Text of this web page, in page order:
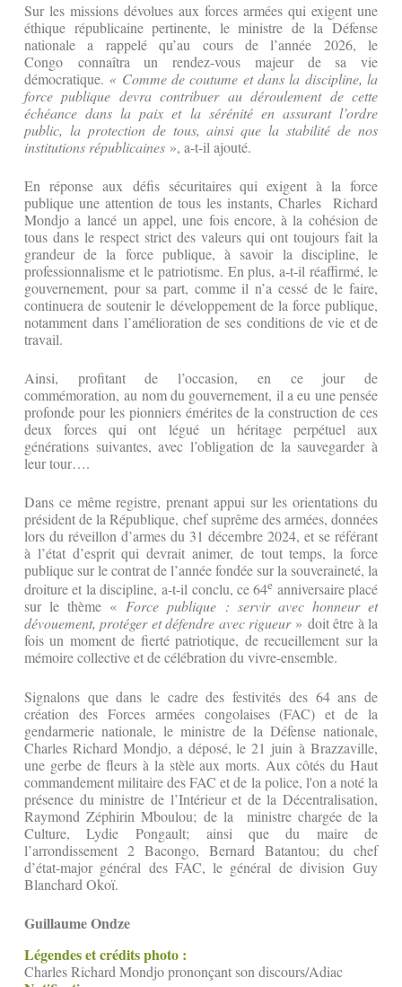
Sur les missions dévolues aux forces armées qui exigent une
éthique républicaine pertinente, le ministre de la Défense
nationale a rappelé qu’au cours de l’année 2026, le
Congo connaîtra un rendez-vous majeur de sa vie
démocratique. « Comme de coutume et dans la discipline, la
force publique devra contribuer au déroulement de cette
échéance dans la paix et la sérénité en assurant l’ordre
public, la protection de tous, ainsi que la stabilité de nos
institutions républicaines », a-t-il ajouté.
En réponse aux défis sécuritaires qui exigent à la force
publique une attention de tous les instants, Charles Richard
Mondjo a lancé un appel, une fois encore, à la cohésion de
tous dans le respect strict des valeurs qui ont toujours fait la
grandeur de la force publique, à savoir la discipline, le
professionnalisme et le patriotisme. En plus, a-t-il réaffirmé, le
gouvernement, pour sa part, comme il n’a cessé de le faire,
continuera de soutenir le développement de la force publique,
notamment dans l’amélioration de ses conditions de vie et de
travail.
Ainsi, profitant de l’occasion, en ce jour de
commémoration, au nom du gouvernement, il a eu une pensée
profonde pour les pionniers émérites de la construction de ces
deux forces qui ont légué un héritage perpétuel aux
générations suivantes, avec l’obligation de la sauvegarder à
leur tour….
Dans ce même registre, prenant appui sur les orientations du
président de la République, chef suprême des armées, données
lors du réveillon d’armes du 31 décembre 2024, et se référant
à l’état d’esprit qui devrait animer, de tout temps, la force
publique sur le contrat de l’année fondée sur la souveraineté, la
droiture et la discipline, a-t-il conclu, ce 64e anniversaire placé
sur le thème « Force publique : servir avec honneur et
dévouement, protéger et défendre avec rigueur» doit être à la
fois un moment de fierté patriotique, de recueillement sur la
mémoire collective et de célébration du vivre-ensemble.
Signalons que dans le cadre des festivités des 64 ans de
création des Forces armées congolaises (FAC) et de la
gendarmerie nationale, le ministre de la Défense nationale,
Charles Richard Mondjo, a déposé, le 21 juin à Brazzaville,
une gerbe de fleurs à la stèle aux morts. Aux côtés du Haut
commandement militaire des FAC et de la police, l'on a noté la
présence du ministre de l’Intérieur et de la Décentralisation,
Raymond Zéphirin Mboulou; de la ministre chargée de la
Culture, Lydie Pongault; ainsi que du maire de
l’arrondissement 2 Bacongo, Bernard Batantou; du chef
d’état-major général des FAC, le général de division Guy
Blanchard Okoï.
Guillaume Ondze
Légendes et crédits photo :
Charles Richard Mondjo prononçant son discours/Adiac